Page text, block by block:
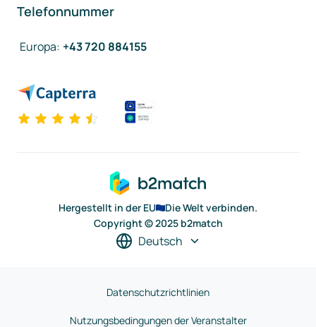
Telefonnummer
Europa: +43 720 884155
Hergestellt in der EU
Die Welt verbinden.
Copyright © 2025 b2match
Deutsch
Datenschutzrichtlinien
Nutzungsbedingungen der Veranstalter